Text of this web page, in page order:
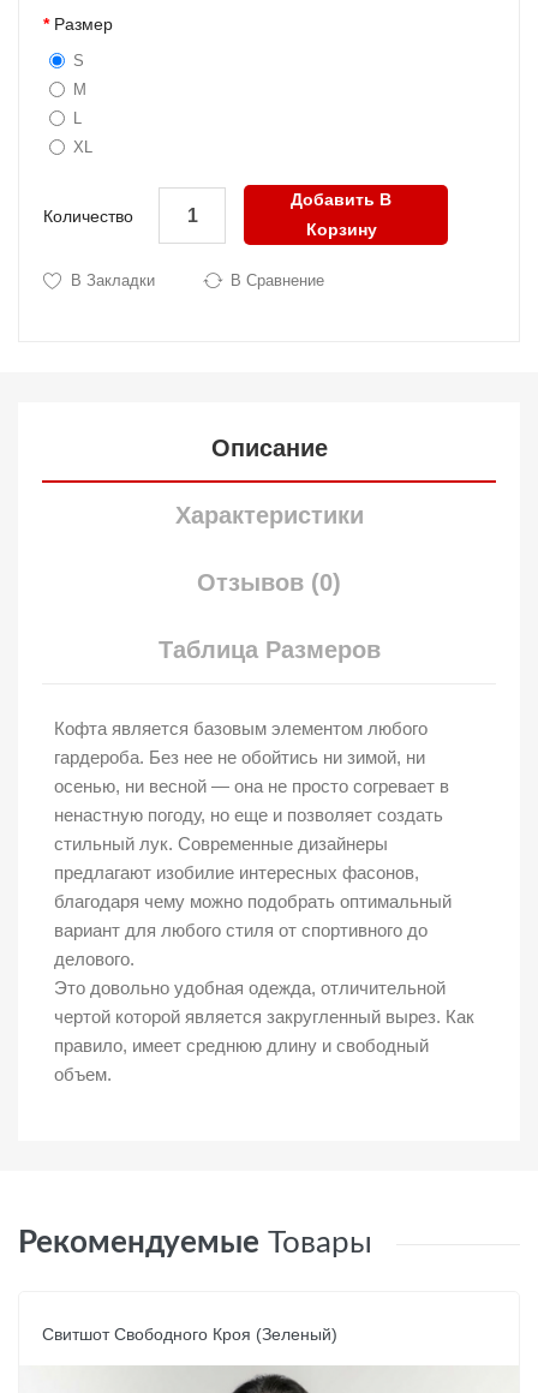
Размер
S
M
L
XL
Количество
Добавить В
Корзину
В Закладки В Сравнение
Описание
Характеристики
Отзывов (0)
Таблица Размеров
Кофта является базовым элементом любого
гардероба. Без нее не обойтись ни зимой, ни
осенью, ни весной — она не просто согревает в
ненастную погоду, но еще и позволяет создать
стильный лук. Современные дизайнеры
предлагают изобилие интересных фасонов,
благодаря чему можно подобрать оптимальный
вариант для любого стиля от спортивного до
делового.
Это довольно удобная одежда, отличительной
чертой которой является закругленный вырез. Как
правило, имеет среднюю длину и свободный
объем.
Рекомендуемые Товары
Свитшот Свободного Кроя (Зеленый)